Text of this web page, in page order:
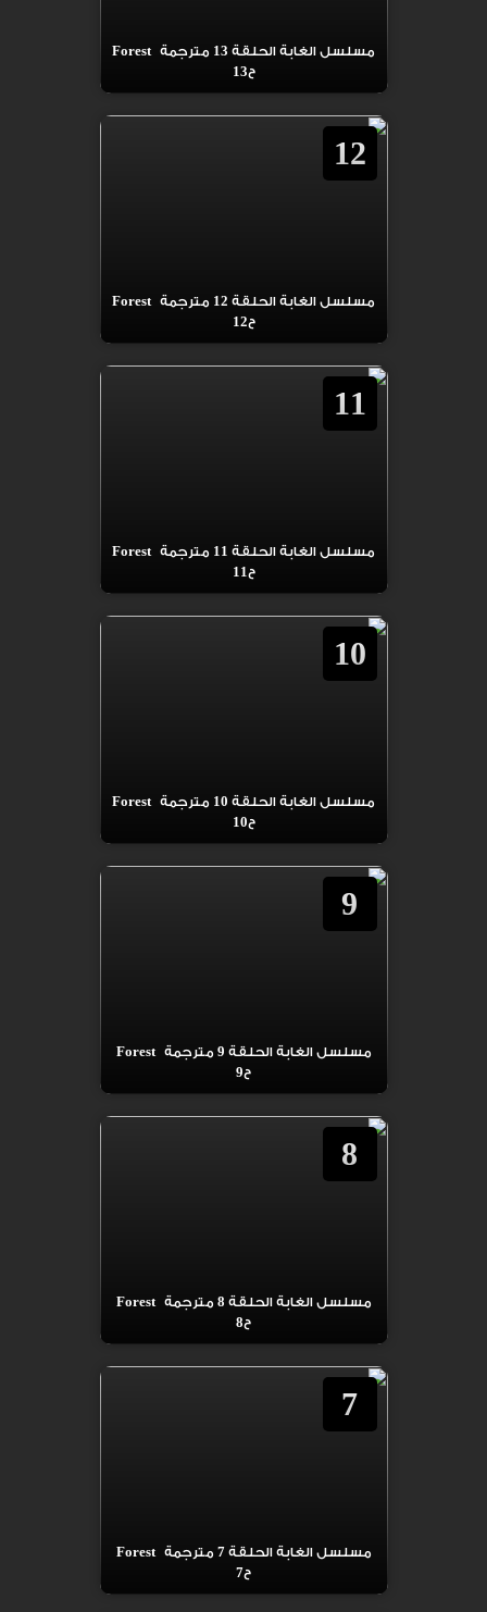
مسلسل الغابة الحلقة 13 مترجمة Forest
ح13
12
مسلسل الغابة الحلقة 12 مترجمة Forest
ح12
11
مسلسل الغابة الحلقة 11 مترجمة Forest
ح11
10
مسلسل الغابة الحلقة 10 مترجمة Forest
ح10
9
مسلسل الغابة الحلقة 9 مترجمة Forest
ح9
8
مسلسل الغابة الحلقة 8 مترجمة Forest
ح8
7
مسلسل الغابة الحلقة 7 مترجمة Forest
ح7